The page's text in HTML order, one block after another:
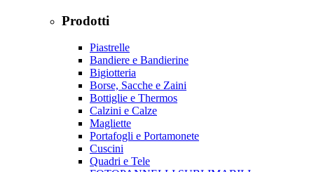
Prodotti
Piastrelle
Bandiere e Bandierine
Bigiotteria
Borse, Sacche e Zaini
Bottiglie e Thermos
Calzini e Calze
Magliette
Portafogli e Portamonete
Cuscini
Quadri e Tele